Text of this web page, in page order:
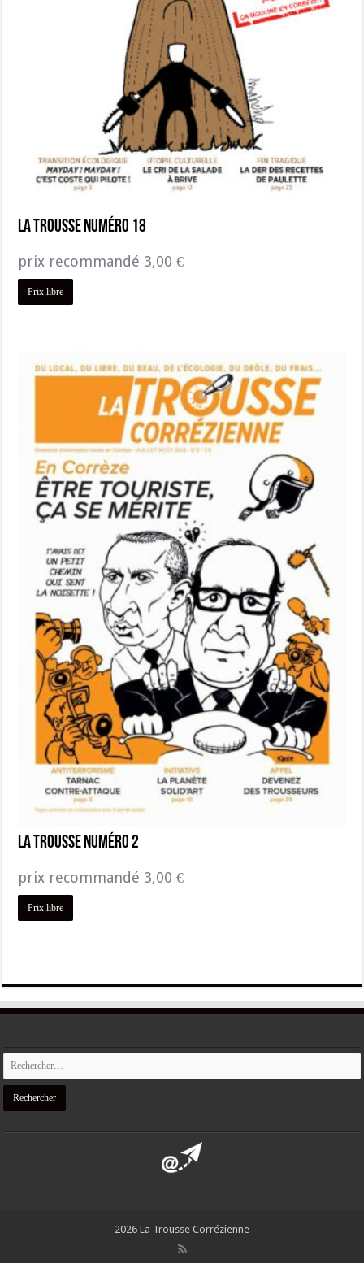
La Trousse numéro 18
prix recommandé 3,00€
Prix libre
La Trousse numéro 2
prix recommandé 3,00€
Prix libre
2026 La Trousse Corrézienne